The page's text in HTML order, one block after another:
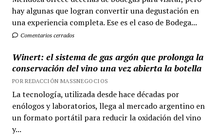
hay algunas que logran convertir una degustación en
una experiencia completa. Ese es el caso de Bodega...
Comentarios cerrados
Winert: el sistema de gas argón que prolonga la
conservación del vino una vez abierta la botella
POR REDACCIÓN MASSNEGOCIOS
La tecnología, utilizada desde hace décadas por
enólogos y laboratorios, llega al mercado argentino en
un formato portátil para reducir la oxidación del vino
y...